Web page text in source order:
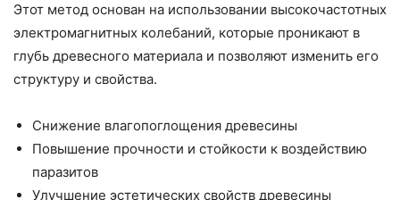
Этот метод основан на использовании высокочастотных
электромагнитных колебаний, которые проникают в
глубь древесного материала и позволяют изменить его
структуру и свойства.
Снижение влагопоглощения древесины
Повышение прочности и стойкости к воздействию
паразитов
Улучшение эстетических свойств древесины